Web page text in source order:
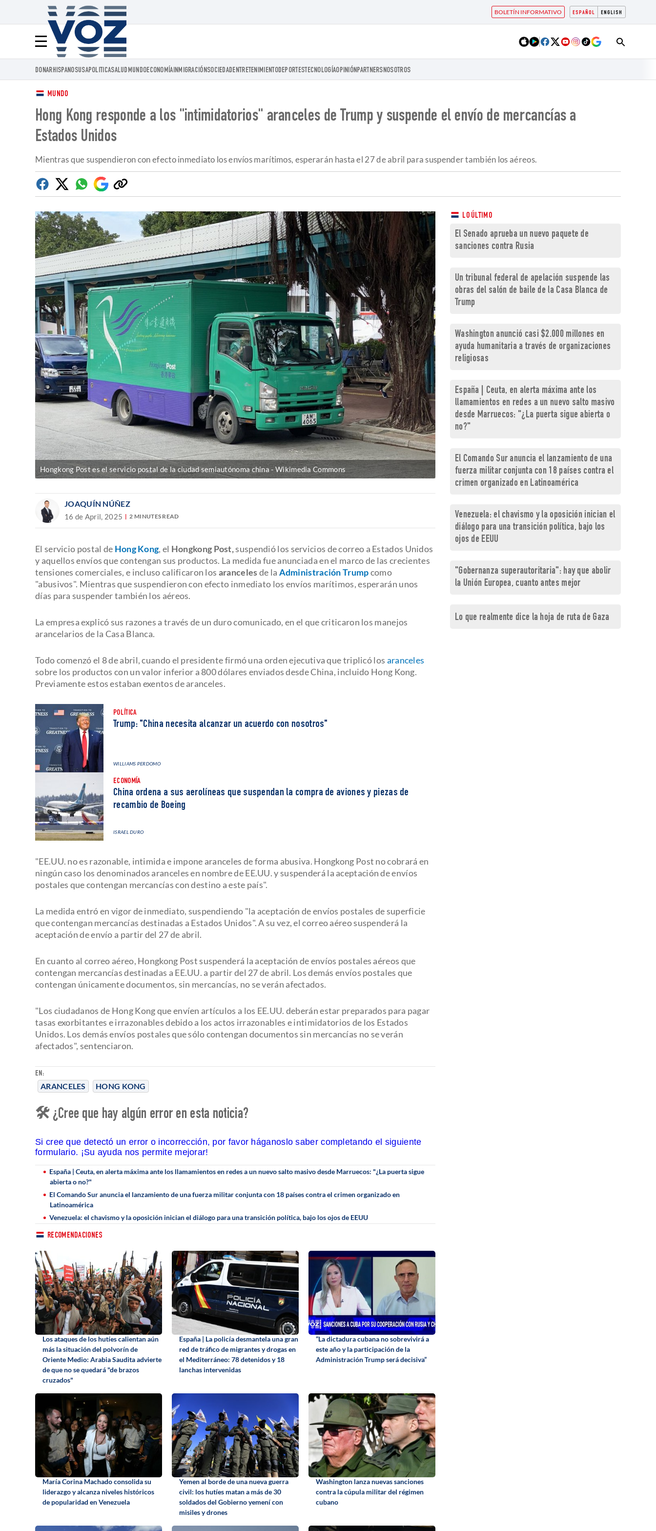
ESPAÑOL ENGLISH
BOLETÍN INFORMATIVO
Menú
Voz.us
DONARHISPANOSUSAPOLITICASALUD MUNDOECONOMÍAINMIGRACIÓNSOCIEDADENTRETENIMIENTODEPORTESTECNOLOGÍAOPINIÓNPARTNERSNOSOTROS
MUNDO
Hong Kong responde a los "intimidatorios" aranceles de Trump y suspende el envío de mercancías a
Estados Unidos
Mientras que suspendieron con efecto inmediato los envíos marítimos, esperarán hasta el 27 de abril para suspender también los aéreos.
Facebook
TwitterWhatsapp
Google
Discover
Copiar
enlace
Hongkong Post es el servicio postal de la ciudad semiautónoma china Wikimedia Commons
JOAQUÍN NÚÑEZ
16 de April, 2025 2 MINUTES READ
EN:
ARANCELES HONG KONG
El servicio postal de Hong Kong, el Hongkong Post,suspendió los servicios de correo a Estados Unidos
y aquellos envíos que contengan sus productos. La medida fue anunciada en el marco de las crecientes
tensiones comerciales, e incluso calificaron los arancelesde la Administración Trumpcomo
"abusivos". Mientras que suspendieron con efecto inmediato los envíos marítimos, esperarán unos
días para suspender también los aéreos.
La empresa explicó sus razones a través de un duro comunicado, en el que criticaron los manejos
arancelarios de la Casa Blanca.
Todo comenzó el 8 de abril, cuando el presidente firmó una orden ejecutiva que triplicó los aranceles
sobre los productos con un valor inferior a 800 dólares enviados desde China, incluido Hong Kong.
Previamente estos estaban exentos de aranceles.
POLÍTICA
Trump: "China necesita alcanzar un acuerdo con nosotros"
WILLIAMS PERDOMO
ECONOMÍA
China ordena a sus aerolíneas que suspendan la compra de aviones y piezas de
recambio de Boeing
ISRAEL DURO
"EE.UU. no es razonable, intimida e impone aranceles de forma abusiva. Hongkong Post no cobrará en
ningún caso los denominados aranceles en nombre de EE.UU. y suspenderá la aceptación de envíos
postales que contengan mercancías con destino a este país".
La medida entró en vigor de inmediato, suspendiendo "la aceptación de envíos postales de superficie
que contengan mercancías destinadas a Estados Unidos". A su vez, el correo aéreo suspenderá la
aceptación de envío a partir del 27 de abril.
En cuanto al correo aéreo, Hongkong Post suspenderá la aceptación de envíos postales aéreos que
contengan mercancías destinadas a EE.UU. a partir del 27 de abril. Los demás envíos postales que
contengan únicamente documentos, sin mercancías, no se verán afectados.
"Los ciudadanos de Hong Kong que envíen artículos a los EE.UU. deberán estar preparados para pagar
tasas exorbitantes e irrazonables debido a los actos irrazonables e intimidatorios de los Estados
Unidos. Los demás envíos postales que sólo contengan documentos sin mercancías no se verán
afectados", sentenciaron.
🛠 ¿Cree que hay algún error en esta noticia?
Si cree que detectó un error o incorrección, por favor háganoslo saber completando el siguiente
formulario. ¡Su ayuda nos permite mejorar!
España | Ceuta, en alerta máxima ante los llamamientos en redes a un nuevo salto masivo desde Marruecos: "¿La puerta sigue
abierta o no?"
El Comando Sur anuncia el lanzamiento de una fuerza militar conjunta con 18 países contra el crimen organizado en
Latinoamérica
Venezuela: el chavismo y la oposición inician el diálogo para una transición política, bajo los ojos de EEUU
RECOMENDACIONES
Los ataques de los hutíes calientan aún
más la situación del polvorín de
Oriente Medio: Arabia Saudita advierte
de que no se quedará "de brazos
cruzados"
España | La policía desmantela una gran
red de tráfico de migrantes y drogas en
el Mediterráneo: 78 detenidos y 18
lanchas intervenidas
“La dictadura cubana no sobrevivirá a
este año y la participación de la
Administración Trump será decisiva”
María Corina Machado consolida su
liderazgo y alcanza niveles históricos
de popularidad en Venezuela
Yemen al borde de una nueva guerra
civil: los hutíes matan a más de 30
soldados del Gobierno yemení con
misiles y drones
Washington lanza nuevas sanciones
contra la cúpula militar del régimen
cubano
LO ÚLTIMO
El Senado aprueba un nuevo paquete de
sanciones contra Rusia
Un tribunal federal de apelación suspende las
obras del salón de baile de la Casa Blanca de
Trump
Washington anunció casi $2.000 millones en
ayuda humanitaria a través de organizaciones
religiosas
España | Ceuta, en alerta máxima ante los
llamamientos en redes a un nuevo salto masivo
desde Marruecos: "¿La puerta sigue abierta o
no?"
El Comando Sur anuncia el lanzamiento de una
fuerza militar conjunta con 18 países contra el
crimen organizado en Latinoamérica
Venezuela: el chavismo y la oposición inician el
diálogo para una transición política, bajo los
ojos de EEUU
"Gobernanza superautoritaria": hay que abolir
la Unión Europea, cuanto antes mejor
Lo que realmente dice la hoja de ruta de Gaza